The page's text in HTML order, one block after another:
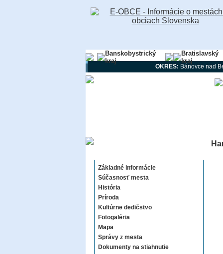
Banskobystrický
kraj
Bratislavský
kraj
OKRES: Bánovce nad
Základné informácie
Súčasnosť mesta
História
Príroda
Kultúrne dedičstvo
Fotogaléria
Mapa
Správy z mesta
Dokumenty na stiahnutie